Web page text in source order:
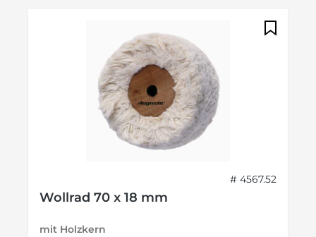
# 4567.52
Wollrad 70 x 18 mm
mit Holzkern